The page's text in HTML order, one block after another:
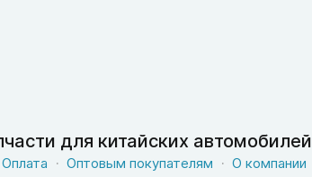
для китайских автомобилей
Оплата Оптовым покупателям О компании